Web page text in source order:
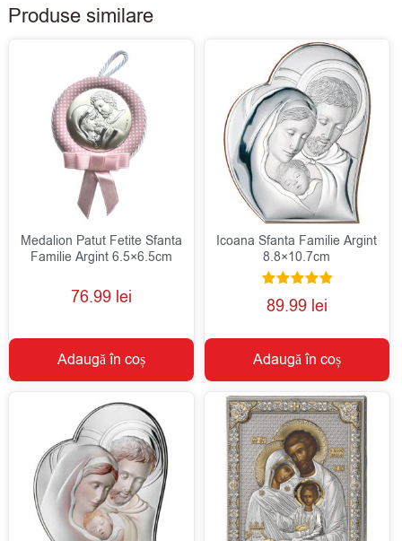
Produse similare
Medalion Patut Fetite Sfanta
Familie Argint 6.5×6.5cm
76.99 lei
Adaugă în coș
Icoana Sfanta Familie Argint
8.8×10.7cm
Evaluat la
5.00
89.99 lei
Adaugă în coș